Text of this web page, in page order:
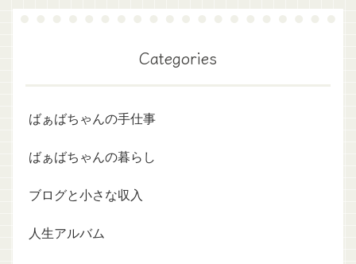
Categories
ばぁばちゃんの手仕事
ばぁばちゃんの暮らし
ブログと小さな収入
人生アルバム